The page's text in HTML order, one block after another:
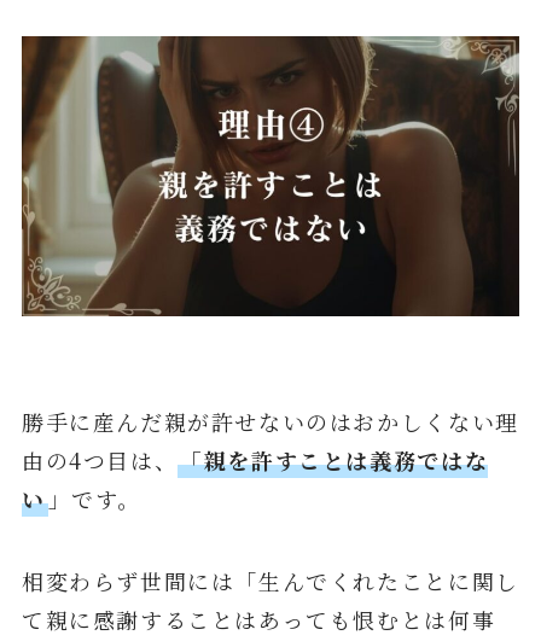
勝手に産んだ親が許せないのはおかしくない理
由の4つ目は、「親を許すことは義務ではな
い」です。
相変わらず世間には「生んでくれたことに関し
て親に感謝することはあっても恨むとは何事